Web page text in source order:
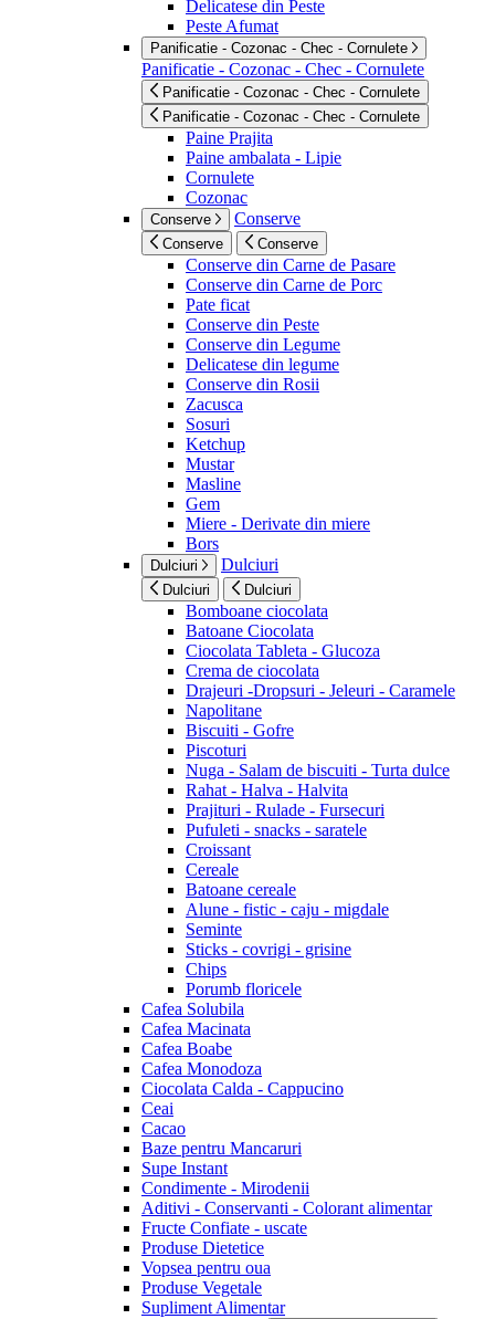
Delicatese din Peste
Peste Afumat
Panificatie - Cozonac - Chec - Cornulete
Panificatie - Cozonac - Chec - Cornulete
Panificatie - Cozonac - Chec - Cornulete
Panificatie - Cozonac - Chec - Cornulete
Paine Prajita
Paine ambalata - Lipie
Cornulete
Cozonac
Conserve Conserve
Conserve Conserve
Conserve din Carne de Pasare
Conserve din Carne de Porc
Pate ficat
Conserve din Peste
Conserve din Legume
Delicatese din legume
Conserve din Rosii
Zacusca
Sosuri
Ketchup
Mustar
Masline
Gem
Miere - Derivate din miere
Bors
Dulciuri Dulciuri
Dulciuri Dulciuri
Bomboane ciocolata
Batoane Ciocolata
Ciocolata Tableta - Glucoza
Crema de ciocolata
Drajeuri -Dropsuri - Jeleuri - Caramele
Napolitane
Biscuiti - Gofre
Piscoturi
Nuga - Salam de biscuiti - Turta dulce
Rahat - Halva - Halvita
Prajituri - Rulade - Fursecuri
Pufuleti - snacks - saratele
Croissant
Cereale
Batoane cereale
Alune - fistic - caju - migdale
Seminte
Sticks - covrigi - grisine
Chips
Porumb floricele
Cafea Solubila
Cafea Macinata
Cafea Boabe
Cafea Monodoza
Ciocolata Calda - Cappucino
Ceai
Cacao
Baze pentru Mancaruri
Supe Instant
Condimente - Mirodenii
Aditivi - Conservanti - Colorant alimentar
Fructe Confiate - uscate
Produse Dietetice
Vopsea pentru oua
Produse Vegetale
Supliment Alimentar